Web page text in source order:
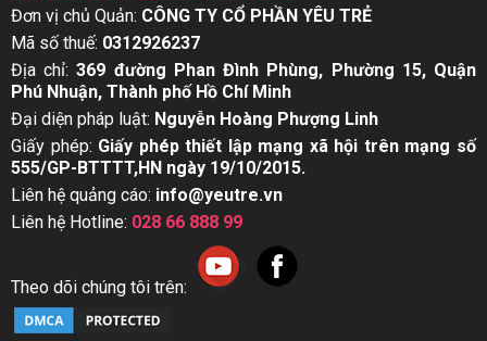
Đơn vị chủ Quản: CÔNG TY CỔ PHẦN YÊU TRẺ
Mã số thuế: 0312926237
Địa chỉ:369 đường Phan Đình Phùng, Phường 15, Quận
Phú Nhuận, Thành phố Hồ Chí Minh
Đại diện pháp luật: Nguyễn Hoàng Phượng Linh
Giấy phép: Giấy phép thiết lập mạng xã hội trên mạng số
555/GP-BTTTT,HN ngày 19/10/2015.
Liên hệ quảng cáo: info@yeutre.vn
Liên hệ Hotline: 028 66 888 99
Theo dõi chúng tôi trên: